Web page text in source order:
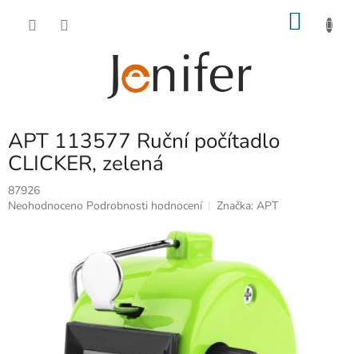
APT 113577 Ruční počítadlo
CLICKER, zelená
87926
Průměrné
Neohodnoceno Podrobnosti hodnocení Značka: APT